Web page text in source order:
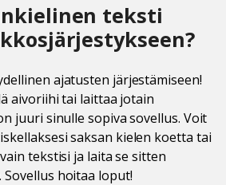
teksti
ajatusten järjestämiseen!
aivoriihi tai laittaa jotain
juuri sinulle sopiva sovellus. Voit
saksan kielen koetta tai
tekstisi ja laita se sitten
hoitaa loput!